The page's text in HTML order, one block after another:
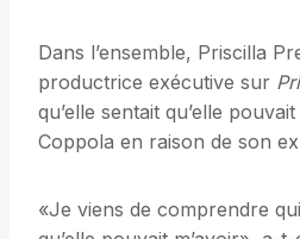
Dans l’ensemble, Priscilla
productrice exécutive sur
qu’elle sentait qu’elle
Coppola en raison de son
«Je viens de comprendre